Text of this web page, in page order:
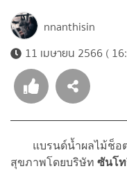
nnanthisin
11 เมษายน 2566 (
แบรนด์น้ำผลไม้ช็อต
สุขภาพโดยบริษัท ซันโท